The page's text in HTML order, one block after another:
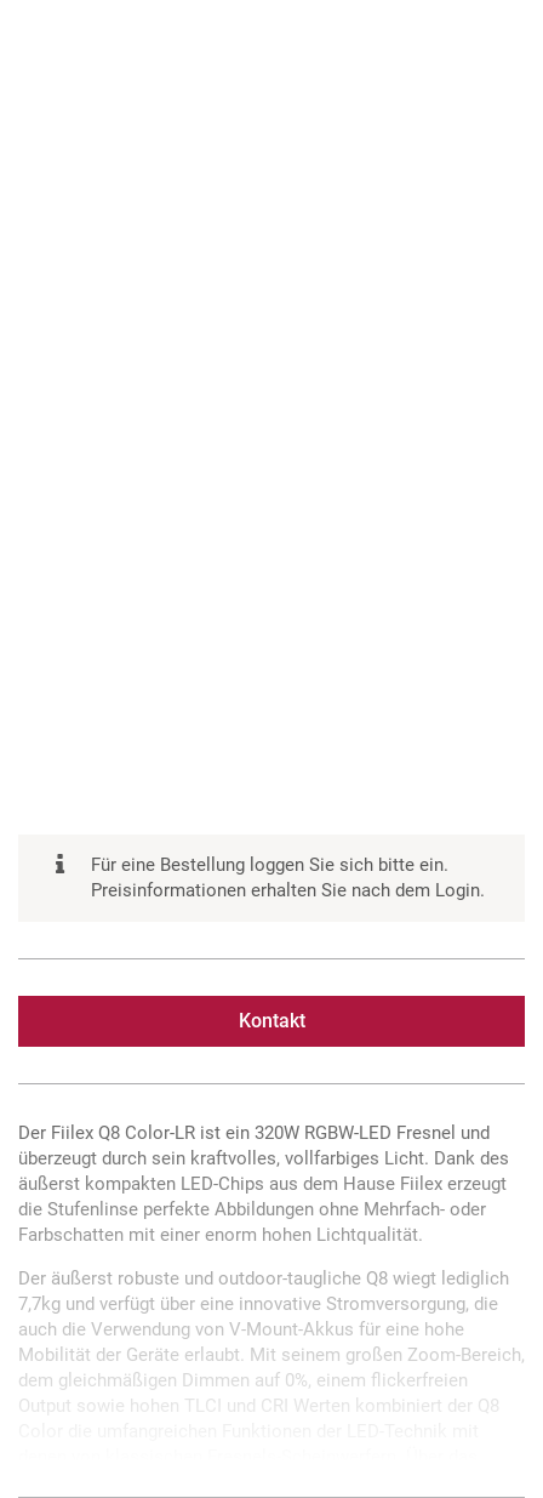
Für eine Bestellung loggen Sie sich bitte ein.
Preisinformationen erhalten Sie nach dem Login.
Kontakt
Der Fiilex Q8 Color-LR ist ein 320W RGBW-LED Fresnel und
überzeugt durch sein kraftvolles, vollfarbiges Licht. Dank des
äußerst kompakten LED-Chips aus dem Hause Fiilex erzeugt
die Stufenlinse perfekte Abbildungen ohne Mehrfach- oder
Farbschatten mit einer enorm hohen Lichtqualität.
Der äußerst robuste und outdoor-taugliche Q8 wiegt lediglich
7,7kg und verfügt über eine innovative Stromversorgung, die
auch die Verwendung von V-Mount-Akkus für eine hohe
Mobilität der Geräte erlaubt. Mit seinem großen Zoom-Bereich,
dem gleichmäßigen Dimmen auf 0%, einem flickerfreien
Output sowie hohen TLCI und CRI Werten kombiniert der Q8